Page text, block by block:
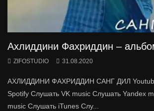
Ахлиддини Фахриддин –
ZIFOSTUDIO 31.08.2020
АХЛИДДИНИ ФАХРИДДИН САНГ ДИЛ
Spotify Слушать VK music Слушать Yandex
music Слушать iTunes Слу...